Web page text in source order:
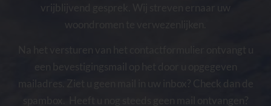
vrijblijvend gesprek. Wij streven ernaar uw
een bevestigingsmail op het door u opgegeven
mailadres. Ziet u geen mail in uw inbox? Check dan de
spambox. Heeft u nog steeds geen mail ontvangen?